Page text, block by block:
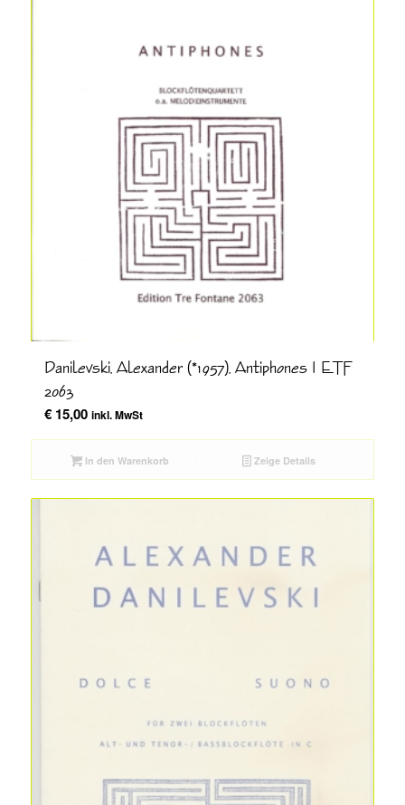
Danilevski, Alexander (*1957), Antiphones I ETF
2063
€15,00 inkl. MwSt
In den Warenkorb Zeige Details